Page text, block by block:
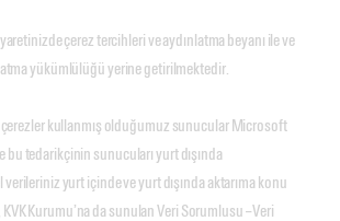
çerez tercihleri ve aydınlatma beyanı ile ve
yükümlülüğü yerine getirilmektedir.
çerezler kullanmış olduğumuz sunucular Microsoft
bu tedarikçinin sunucuları yurt dışında
yurt içinde ve yurt dışında aktarıma konu
Kurumu’na da sunulan Veri Sorumlusu – Veri